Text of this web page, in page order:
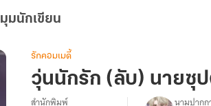
มุมนักเขียน
รักคอมเมดี้
วุ่นนักรัก (ลับ) นายซุ
สำนักพิมพ์ นามปากก